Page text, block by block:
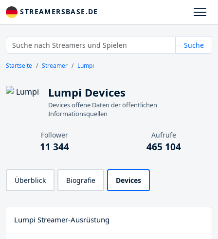
STREAMERSBASE.DE
Suche
Startseite Streamer Lumpi
Lumpi Devices
Devices offene Daten der öffentlichen
Informationsquellen
Follower
11 344
Aufrufe
465 104
Überblick Biografie Devices
Lumpi Streamer-Ausrüstung